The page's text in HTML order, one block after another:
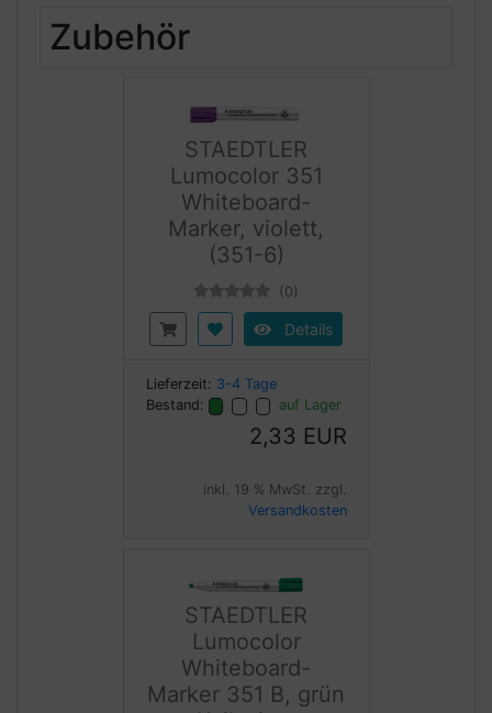
Zubehör
STAEDTLER
Lumocolor 351
Whiteboard-
Marker, violett,
(351-6)
(0)
Details
Lieferzeit: 3-4 Tage
Bestand:
auf Lager
2,33 EUR
inkl. 19 % MwSt. zzgl.
Versandkosten
STAEDTLER
Lumocolor
Whiteboard-
Marker 351 B, grün